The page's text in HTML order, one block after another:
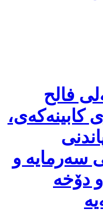
فالح
کابینەکەی،
سەرمایە و
دۆخە